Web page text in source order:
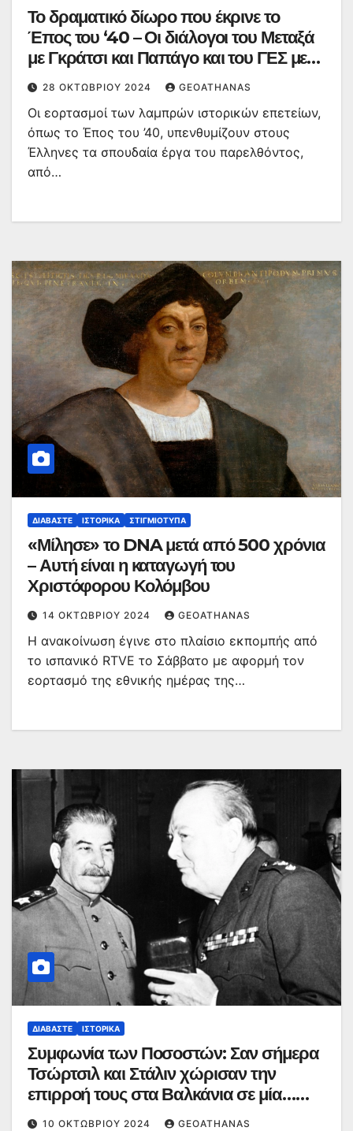
Το δραματικό δίωρο που έκρινε το
Έπος του ‘40 – Οι διάλογοι του Μεταξά
με Γκράτσι και Παπάγο και του ΓΕΣ με
την 8χρονη κόρη του μεράρχου
Ιωαννίνων
28 ΟΚΤΩΒΡΊΟΥ 2024 GEOATHANAS
Οι εορτασμοί των λαμπρών ιστορικών επετείων,
όπως το Έπος του ’40, υπενθυμίζουν στους
Έλληνες τα σπουδαία έργα του παρελθόντος,
από…
ΔΙΑΒΆΣΤΕ ΙΣΤΟΡΙΚΆ ΣΤΙΓΜΙΌΤΥΠΑ
«Μίλησε» το DNA μετά από 500 χρόνια
– Αυτή είναι η καταγωγή του
Χριστόφορου Κολόμβου
14 ΟΚΤΩΒΡΊΟΥ 2024 GEOATHANAS
Η ανακοίνωση έγινε στο πλαίσιο εκπομπής από
το ισπανικό RTVE το Σάββατο με αφορμή τον
εορτασμό της εθνικής ημέρας της…
ΔΙΑΒΆΣΤΕ ΙΣΤΟΡΙΚΆ
Συμφωνία των Ποσοστών: Σαν σήμερα
Τσώρτσιλ και Στάλιν χώρισαν την
επιρροή τους στα Βαλκάνια σε μία…
χαρτοπετσέτα
10 ΟΚΤΩΒΡΊΟΥ 2024 GEOATHANAS